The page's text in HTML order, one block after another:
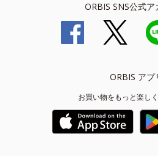
ORBIS SNS公式ア
ORBIS アプ
お買い物をもっと楽し